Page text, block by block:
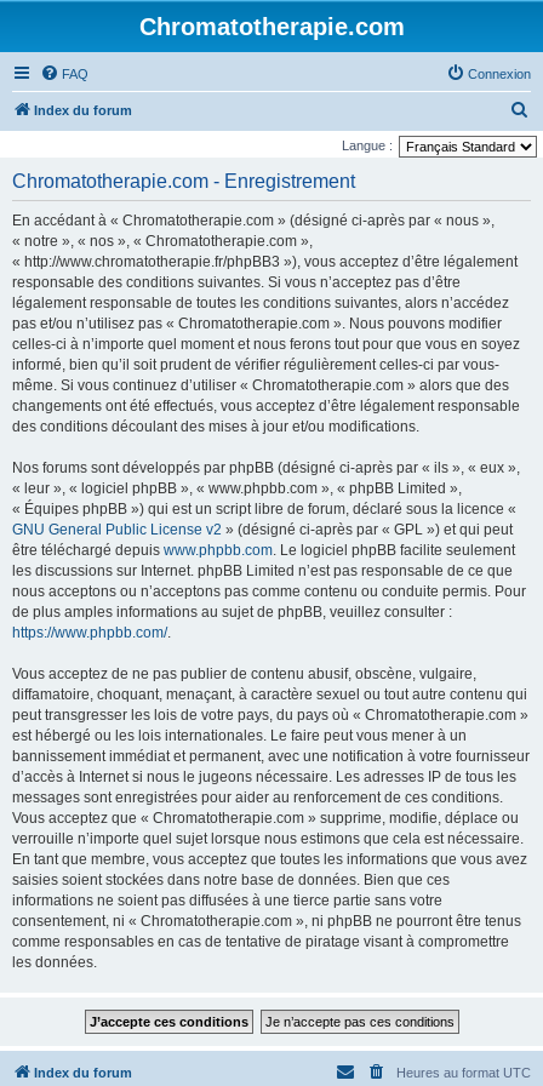
Chromatotherapie.com
FAQ Connexion
Index du forum
e
Langue :
Chromatotherapie.com - Enregistrement
En accédant à « Chromatotherapie.com » (désigné ci-après par « nous »,
« notre », « nos », « Chromatotherapie.com »,
« http://www.chromatotherapie.fr/phpBB3 »), vous acceptez d’être légalement
responsable des conditions suivantes. Si vous n’acceptez pas d’être
légalement responsable de toutes les conditions suivantes, alors n’accédez
pas et/ou n’utilisez pas « Chromatotherapie.com ». Nous pouvons modifier
celles-ci à n’importe quel moment et nous ferons tout pour que vous en soyez
informé, bien qu’il soit prudent de vérifier régulièrement celles-ci par vous-
même. Si vous continuez d’utiliser « Chromatotherapie.com » alors que des
changements ont été effectués, vous acceptez d’être légalement responsable
des conditions découlant des mises à jour et/ou modifications.
Nos forums sont développés par phpBB (désigné ci-après par « ils », « eux »,
« leur », « logiciel phpBB », « www.phpbb.com », « phpBB Limited »,
« Équipes phpBB ») qui est un script libre de forum, déclaré sous la licence «
GNU General Public License v2 » (désigné ci-après par « GPL ») et qui peut
être téléchargé depuis www.phpbb.com. Le logiciel phpBB facilite seulement
les discussions sur Internet. phpBB Limited n’est pas responsable de ce que
nous acceptons ou n’acceptons pas comme contenu ou conduite permis. Pour
de plus amples informations au sujet de phpBB, veuillez consulter :
https://www.phpbb.com/.
Vous acceptez de ne pas publier de contenu abusif, obscène, vulgaire,
diffamatoire, choquant, menaçant, à caractère sexuel ou tout autre contenu qui
peut transgresser les lois de votre pays, du pays où « Chromatotherapie.com »
est hébergé ou les lois internationales. Le faire peut vous mener à un
bannissement immédiat et permanent, avec une notification à votre fournisseur
d’accès à Internet si nous le jugeons nécessaire. Les adresses IP de tous les
messages sont enregistrées pour aider au renforcement de ces conditions.
Vous acceptez que « Chromatotherapie.com » supprime, modifie, déplace ou
verrouille n’importe quel sujet lorsque nous estimons que cela est nécessaire.
En tant que membre, vous acceptez que toutes les informations que vous avez
saisies soient stockées dans notre base de données. Bien que ces
informations ne soient pas diffusées à une tierce partie sans votre
consentement, ni « Chromatotherapie.com », ni phpBB ne pourront être tenus
comme responsables en cas de tentative de piratage visant à compromettre
les données.
Index du forum Heures au format UTC